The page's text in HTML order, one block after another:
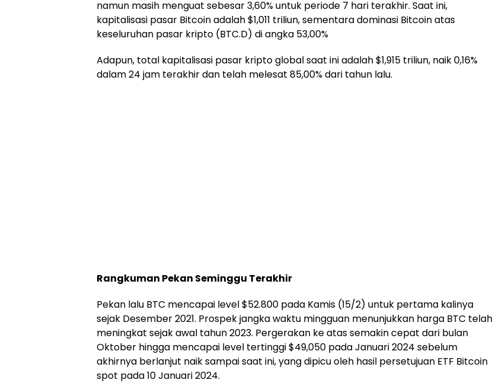
namun masih menguat sebesar 3,60% untuk periode 7 hari terakhir. Saat ini,
kapitalisasi pasar Bitcoin adalah $1,011 triliun, sementara dominasi Bitcoin atas
keseluruhan pasar kripto (BTC.D) di angka 53,00%
Adapun, total kapitalisasi pasar kripto global saat ini adalah $1,915 triliun, naik 0,16%
dalam 24 jam terakhir dan telah melesat 85,00% dari tahun lalu.
Rangkuman Pekan Seminggu Terakhir
Pekan lalu BTC mencapai level $52.800 pada Kamis (15/2) untuk pertama kalinya
sejak Desember 2021. Prospek jangka waktu mingguan menunjukkan harga BTC telah
meningkat sejak awal tahun 2023. Pergerakan ke atas semakin cepat dari bulan
Oktober hingga mencapai level tertinggi $49,050 pada Januari 2024 sebelum
akhirnya berlanjut naik sampai saat ini, yang dipicu oleh hasil persetujuan ETF Bitcoin
spot pada 10 Januari 2024.